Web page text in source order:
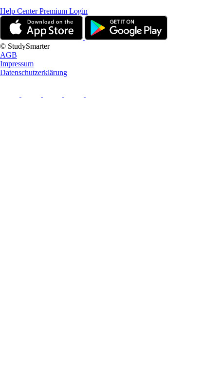
Help CenterPremium Login
© StudySmarter
AGB
Impressum
Datenschutzerklärung